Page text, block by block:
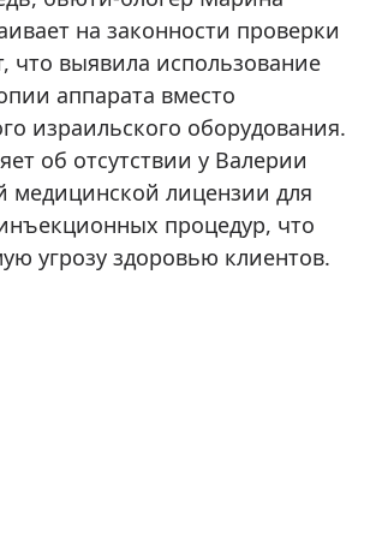
на законности проверки
что выявила использование
аппарата вместо
израильского оборудования.
об отсутствии у Валерии
медицинской лицензии для
процедур, что
угрозу здоровью клиентов.